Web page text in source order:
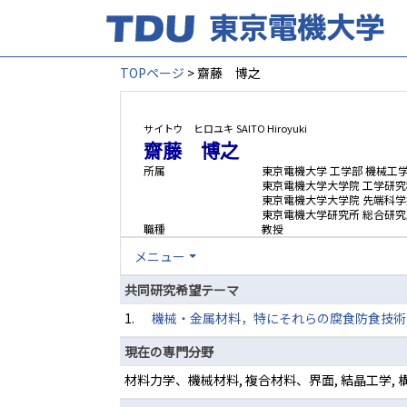
TOPページ > 齋藤 博之
サイトウ ヒロユキ SAITO Hiroyuki
齋藤 博之
所属
東京電機大学 工学部 機械工
東京電機大学大学院 工学研
東京電機大学大学院 先端科
東京電機大学研究所 総合研
職種
教授
メニュー
共同研究希望テーマ
1.
機械・金属材料，特にそれらの腐食防食技
現在の専門分野
材料力学、機械材料, 複合材料、界面, 結晶工